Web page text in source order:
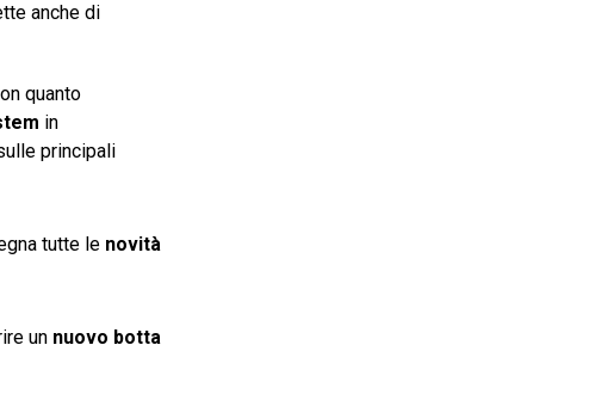
anche di
quanto
in
principali
tutte le novità
un nuovo botta